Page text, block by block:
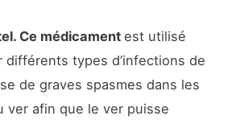
Ce médicament est utilisé
différents types d’infections de
de graves spasmes dans les
ver afin que le ver puisse